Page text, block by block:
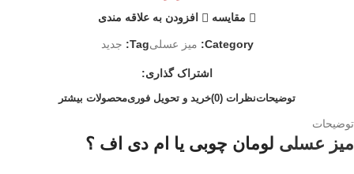
مقایسه
افزودن به علاقه مندی
Category: میز عسلیTag: جدید
اشتراک گذاری:
توضیحاتنظرات (0) خرید و تحویل فوریمحصولات بیشتر
توضیحات
میز عسلی لومان چوبی یا ام دی اف ؟